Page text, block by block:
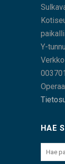
Y-
HAE